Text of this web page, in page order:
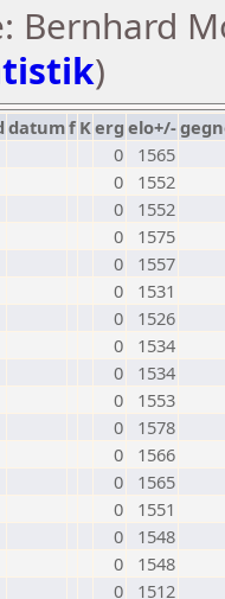
Bernhard
)
datumf Kerg elo+/-
0
1565
0
1552
0
1552
0
1575
0
1557
0
1531
0
1526
0
1534
0
1534
0
1553
0
1578
0
1566
0
1565
0
1551
0
1548
0
1548
0
1512